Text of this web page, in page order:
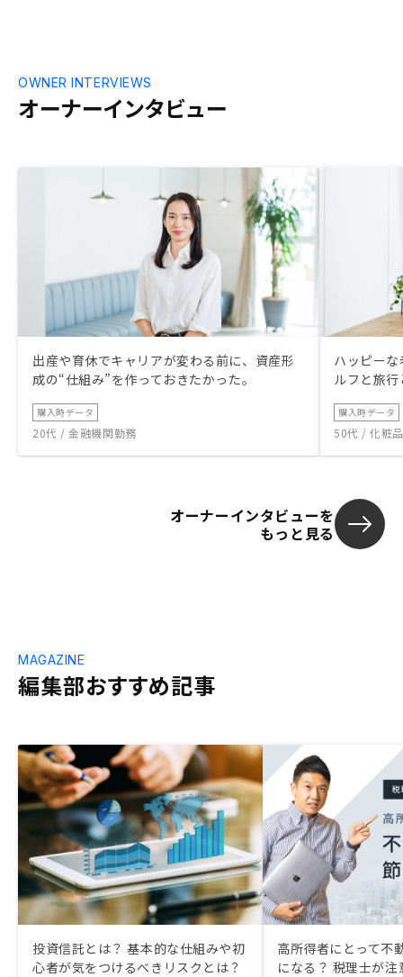
オーナーインタビュー
OWNER INTERVIEWS
出産や育休でキャリアが変わる前に、資産形
成の“仕組み”を作っておきたかった。
購入時データ
20代 / 金融機関勤務
ハッピー
ルフと旅
購入時データ
50代 / 化粧
オーナーインタビューを
もっと見る
編集部おすすめ記事
MAGAZINE
投資信託とは？ 基本的な仕組みや初
心者が気をつけるべきリスクとは？
高所得者にとって不
になる？ 税理士が